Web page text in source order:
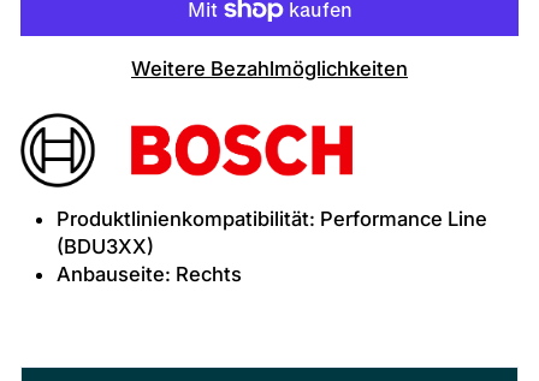
Weitere Bezahlmöglichkeiten
Produktlinienkompatibilität: Performance Line
(BDU3XX)
Anbauseite: Rechts